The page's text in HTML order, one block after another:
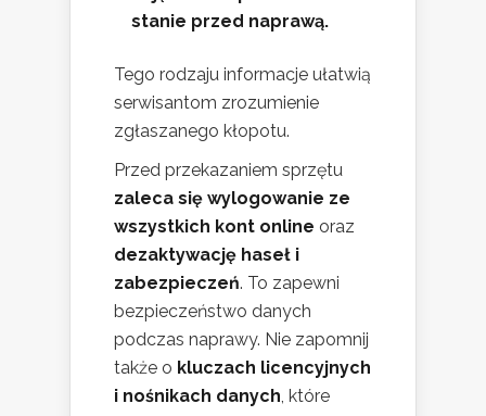
stanie przed naprawą.
Tego rodzaju informacje ułatwią
serwisantom zrozumienie
zgłaszanego kłopotu.
Przed przekazaniem sprzętu
zaleca się wylogowanie ze
wszystkich kont online oraz
dezaktywację haseł i
zabezpieczeń. To zapewni
bezpieczeństwo danych
podczas naprawy. Nie zapomnij
także o kluczach licencyjnych
i nośnikach danych, które